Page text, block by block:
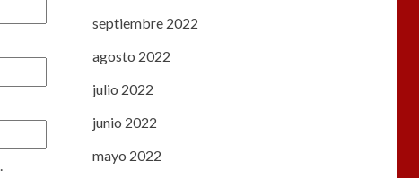
septiembre 2022
agosto 2022
julio 2022
junio 2022
mayo 2022